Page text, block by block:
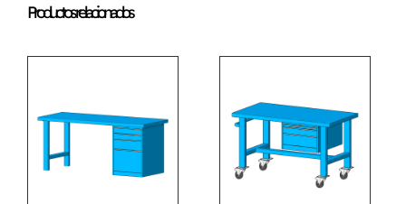
Productos relacionados